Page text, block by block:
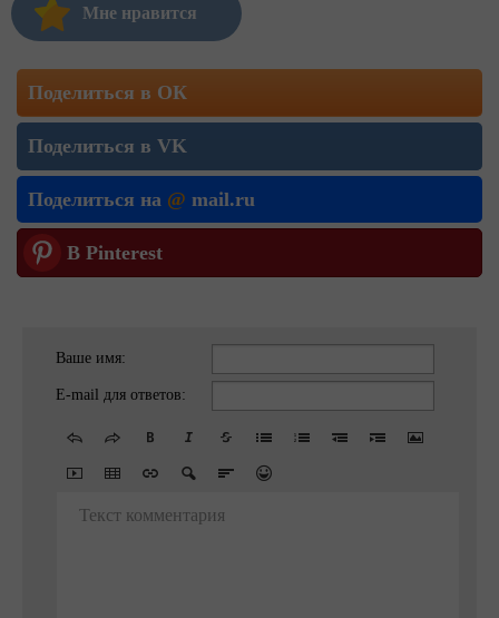
Мне нравится
Поделиться в ОК
Поделиться в VK
Поделиться на @ mail.ru
В Pinterest
Ваше имя:
E-mail для ответов:
Текст комментария